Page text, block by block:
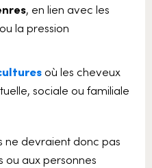
, en lien avec les
la pression
où les cheveux
sociale ou familiale
ne devraient donc pas
ou aux personnes